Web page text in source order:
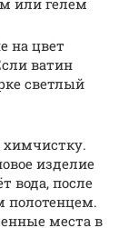
или гелем
на цвет
ватин
светлый
химчистку.
изделие
вода, после
полотенцем.
места в